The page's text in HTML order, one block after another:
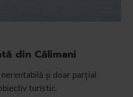
din Călimani
și doar parțial
turistic.